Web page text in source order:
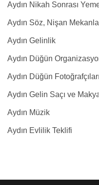
Aydın Nikah Sonrası
Aydın Söz, Nişan
Aydın Gelinlik
Aydın Düğün
Aydın Düğün Fotoğrafçıları
Aydın Gelin Saçı ve
Aydın Müzik
Aydın Evlilik Teklifi